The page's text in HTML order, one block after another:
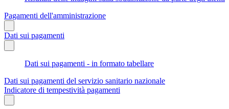
Pagamenti dell'amministrazione
Dati sui pagamenti
Dati sui pagamenti - in formato tabellare
Dati sui pagamenti del servizio sanitario nazionale
Indicatore di tempestività pagamenti